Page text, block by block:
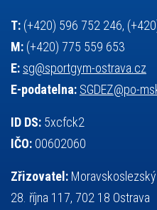
T: (+420) 596 752 246,
M: (+420) 775 559 653
E: sg@sportgym-ostrava.cz
E-podatelna: SGDEZ@po-
ID DS: 5xcfck2
IČO: 00602060
Zřizovatel:
28. října 117, 702 18 Ostrava